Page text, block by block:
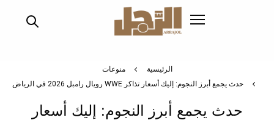
الرئيسية
منوعات
حدث يجمع أبرز النجوم: إليك أسعار تذاكر WWE رويال رامبل 2026 في الرياض
حدث يجمع أبرز النجوم: إليك أسعار